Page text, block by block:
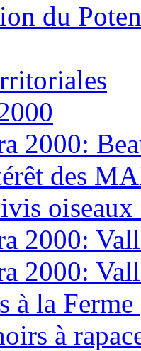
du
2000:
des
oiseaux
2000:
2000:
à la
à